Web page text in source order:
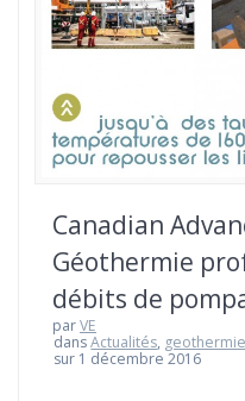
Canadian
Géothermie
débits de
parVE
dansActualités,
sur 1 décembre 2016